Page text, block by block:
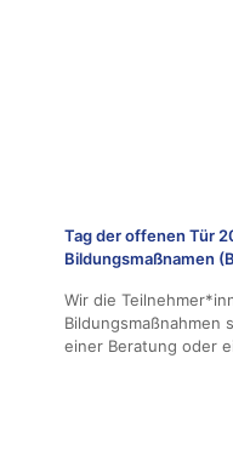
Tag der offenen Tür
Bildungsmaßnamen
Wir die
Bildungsmaßnahmen
einer Beratung oder